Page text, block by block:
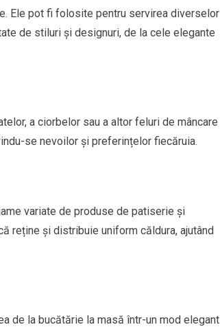
Ele pot fi folosite pentru servirea diverselor
de stiluri și designuri, de la cele elegante
a ciorbelor sau a altor feluri de mâncare
se nevoilor și preferințelor fiecăruia.
variate de produse de patiserie și
reține și distribuie uniform căldura, ajutând
de la bucătărie la masă într-un mod elegant